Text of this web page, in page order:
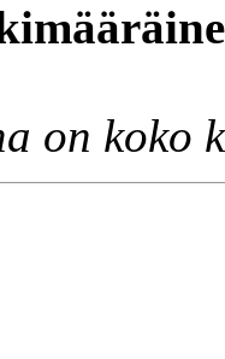
on koko